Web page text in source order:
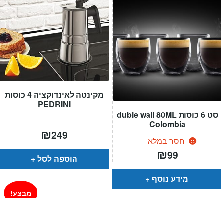
מקינטה לאינדוקציה 4 כוסות
PEDRINI
₪249
הוספה לסל
סט 6 כוסות duble wall 80ML
Colombia
חסר במלאי
₪99
מידע נוסף
מבצע!